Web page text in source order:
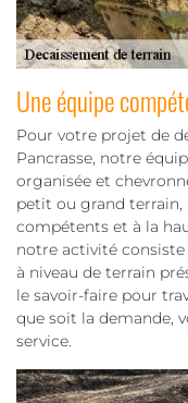
Une équipe
Pour votre projet de
Pancrasse, notre
organisée et
petit ou grand terrain,
compétents et à la
notre activité
à niveau de terrain
le savoir-faire pour
que soit la demande,
service.